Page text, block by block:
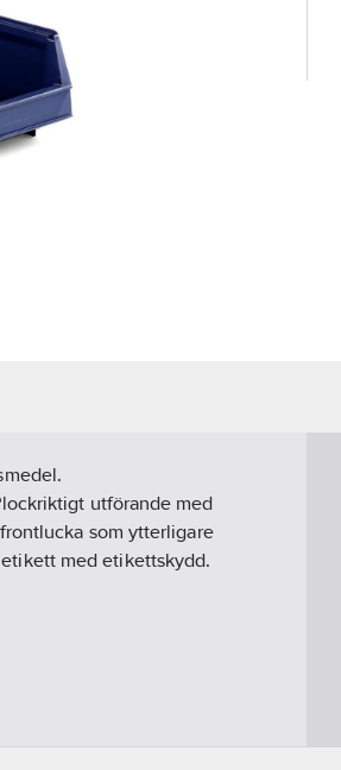
utförande med
som ytterligare
med etikettskydd.